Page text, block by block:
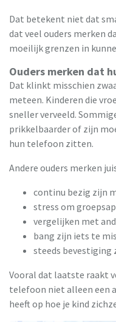
Dat betekent niet dat
dat veel ouders merken
moeilijk grenzen in
Ouders merken dat
Dat klinkt misschien
meteen. Kinderen die
sneller verveeld.
prikkelbaarder of zijn
hun telefoon zitten.
Andere ouders merken
continu bezig zijn
stress om
vergelijken met
bang zijn iets te
steeds bevestiging
Vooral dat laatste raakt
telefoon niet alleen een
heeft op hoe je kind